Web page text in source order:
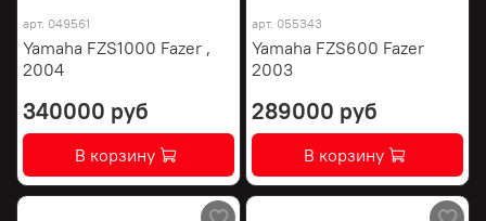
арт. 049561
Yamaha FZS1000 Fazer ,
2004
340000 руб
В корзину
арт. 055343
Yamaha FZS600 Fazer
2003
289000 руб
В корзину